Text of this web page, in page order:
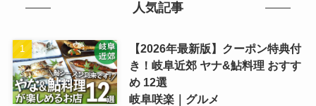
人気記事
【2026年最新版】クーポン特典付
き！岐阜近郊 ヤナ&鮎料理 おすす
め 12選
岐阜咲楽｜グルメ